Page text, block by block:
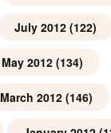
July 2012 (122)
May 2012 (134)
March 2012 (146)